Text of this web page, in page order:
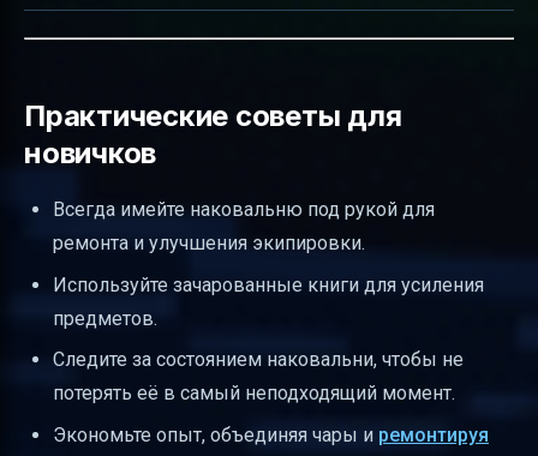
Практические советы для
новичков
Всегда имейте наковальню под рукой для
ремонта и улучшения экипировки.
Используйте зачарованные книги для усиления
предметов.
Следите за состоянием наковальни, чтобы не
потерять её в самый неподходящий момент.
Экономьте опыт, объединяя чары и ремонтируя